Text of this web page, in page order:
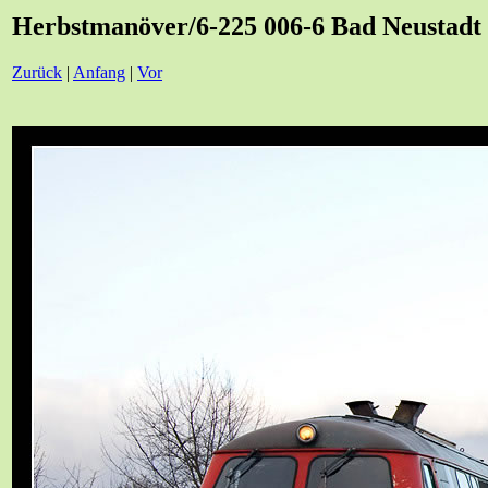
Herbstmanöver/6-225 006-6 Bad Neustadt
Zurück | Anfang | Vor